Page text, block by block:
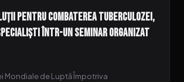
pentru combaterea tuberculozei,
într-un seminar organizat
Mondiale de Luptă Împotriva